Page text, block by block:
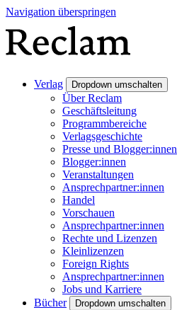
Navigation überspringen
Verlag Dropdown umschalten
Über Reclam
Geschäftsleitung
Programmbereiche
Verlagsgeschichte
Presse und Blogger:innen
Blogger:innen
Veranstaltungen
Ansprechpartner:innen
Handel
Vorschauen
Ansprechpartner:innen
Rechte und Lizenzen
Kleinlizenzen
Foreign Rights
Ansprechpartner:innen
Jobs und Karriere
Bücher
Dropdown umschalten